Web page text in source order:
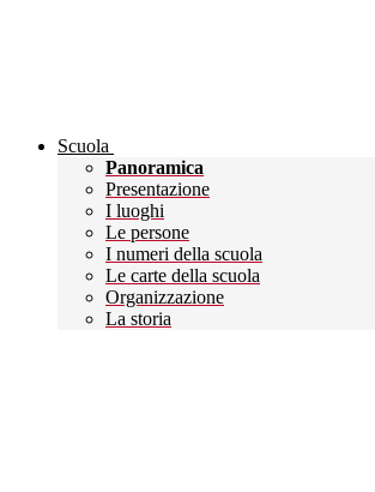
Scuola
Panoramica
Presentazione
I luoghi
Le persone
I numeri della scuola
Le carte della scuola
Organizzazione
La storia